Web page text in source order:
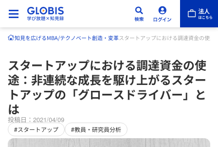
知見を広げるMBA/テクノベート創造・変革スタートアップにおける調達資金の使
スタートアップにおける調達資金の使
途：非連続な成長を駆け上がるスター
トアップの「グロースドライバー」と
は
投稿日：2021/04/09
#スタートアップ #教員・研究員分析